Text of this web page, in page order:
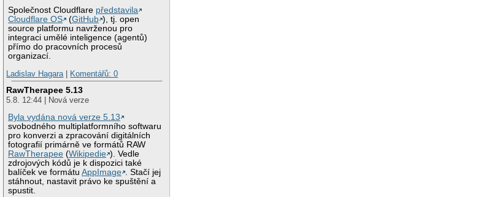
Společnost Cloudflare představila
Cloudflare OS
(GitHub ), tj. open
source platformu navrženou pro
integraci umělé inteligence (agentů)
přímo do pracovních procesů
organizací.
Ladislav Hagara| Komentářů: 0
RawTherapee 5.13
5.8. 12:44 | Nová verze
Byla vydána nová verze 5.13
svobodného multiplatformního softwaru
pro konverzi a zpracování digitálních
fotografií primárně ve formátů RAW
RawTherapee (Wikipedie ). Vedle
zdrojových kódů je k dispozici také
balíček ve formátuAppImage . Stačí jej
stáhnout, nastavit právo ke spuštění a
spustit.